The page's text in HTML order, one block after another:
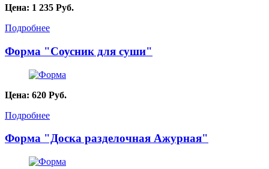
Цена: 1 235 Руб.
Подробнее
Форма "Соусник для суши"
Цена: 620 Руб.
Подробнее
Форма "Доска разделочная Ажурная"